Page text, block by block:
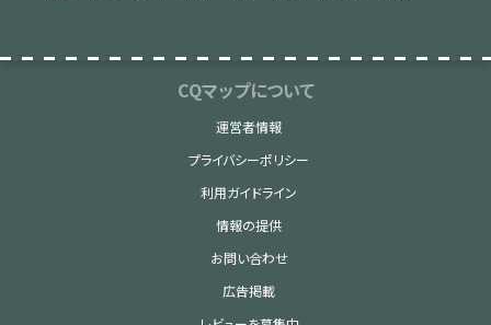
CQマップについて
運営者情報
プライバシーポリシー
利用ガイドライン
情報の提供
お問い合わせ
広告掲載